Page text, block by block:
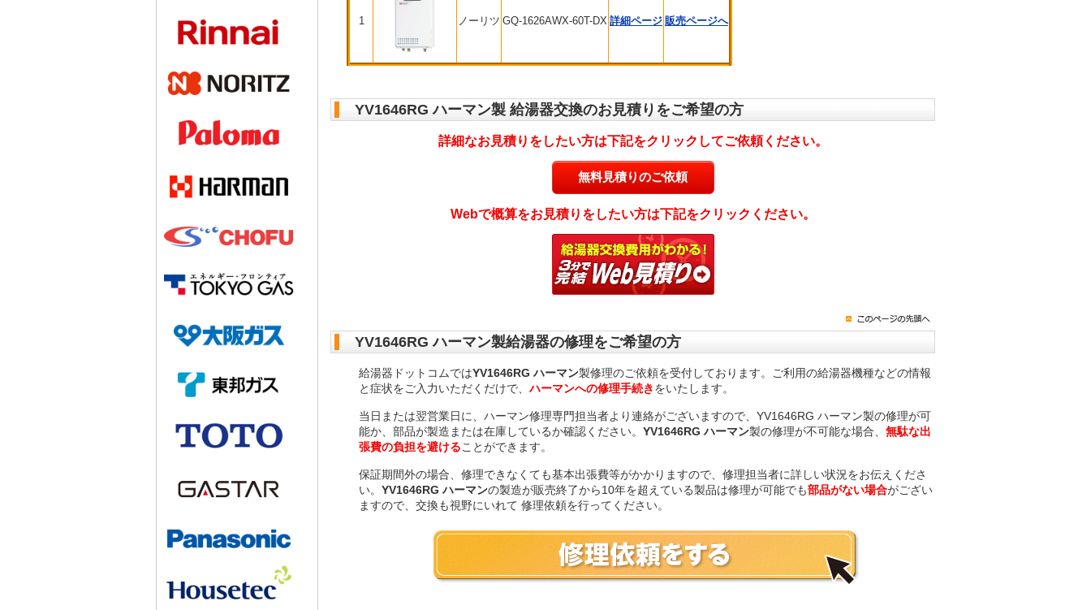
1 ノーリツ GQ-1626AWX-60T-DX 詳細ページ 販売ページへ
YV1646RG ハーマン製 給湯器交換のお見積りをご希望の方
詳細なお見積りをしたい方は下記をクリックしてご依頼ください。
無料見積りのご依頼
Webで概算をお見積りをしたい方は下記をクリックください。
YV1646RG ハーマン製給湯器の修理をご希望の方
給湯器ドットコムではYV1646RG ハーマン製修理のご依頼を受付しております。ご利用の給湯器機種などの情報
と症状をご入力いただくだけで、ハーマンへの修理手続きをいたします。
当日または翌営業日に、ハーマン修理専門担当者より連絡がございますので、YV1646RG ハーマン製の修理が可
能か、部品が製造または在庫しているか確認ください。 YV1646RG ハーマン製の修理が不可能な場合、 無駄な出
張費の負担を避けることができます。
保証期間外の場合、修理できなくても基本出張費等がかかりますので、修理担当者に詳しい状況をお伝えくださ
い。 YV1646RG ハーマンの製造が販売終了から10年を超えている製品は修理が可能でも部品がない場合がござい
ますので、交換も視野にいれて 修理依頼を行ってください。